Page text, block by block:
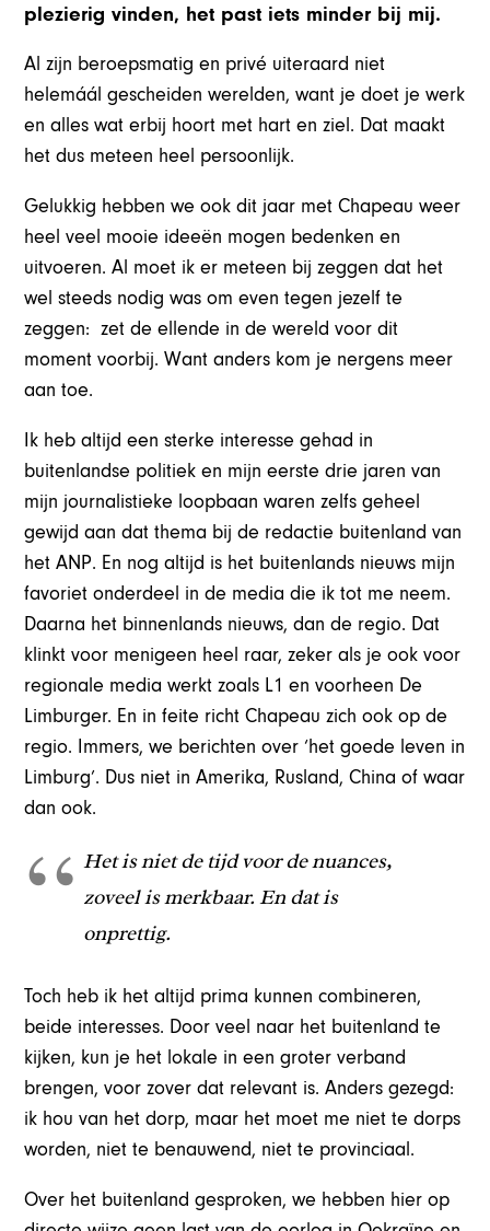
plezierig vinden, het past iets minder bij mij.
Al zijn beroepsmatig en privé uiteraard niet
helemáál gescheiden werelden, want je doet je werk
en alles wat erbij hoort met hart en ziel. Dat maakt
het dus meteen heel persoonlijk.
Gelukkig hebben we ook dit jaar met Chapeau weer
heel veel mooie ideeën mogen bedenken en
uitvoeren. Al moet ik er meteen bij zeggen dat het
wel steeds nodig was om even tegen jezelf te
zeggen: zet de ellende in de wereld voor dit
moment voorbij. Want anders kom je nergens meer
aan toe.
Ik heb altijd een sterke interesse gehad in
buitenlandse politiek en mijn eerste drie jaren van
mijn journalistieke loopbaan waren zelfs geheel
gewijd aan dat thema bij de redactie buitenland van
het ANP. En nog altijd is het buitenlands nieuws mijn
favoriet onderdeel in de media die ik tot me neem.
Daarna het binnenlands nieuws, dan de regio. Dat
klinkt voor menigeen heel raar, zeker als je ook voor
regionale media werkt zoals L1 en voorheen De
Limburger. En in feite richt Chapeau zich ook op de
regio. Immers, we berichten over ‘het goede leven in
Limburg’. Dus niet in Amerika, Rusland, China of waar
dan ook.
Het is niet de tijd voor de nuances,
zoveel is merkbaar. En dat is
onprettig.
Toch heb ik het altijd prima kunnen combineren,
beide interesses. Door veel naar het buitenland te
kijken, kun je het lokale in een groter verband
brengen, voor zover dat relevant is. Anders gezegd:
ik hou van het dorp, maar het moet me niet te dorps
worden, niet te benauwend, niet te provinciaal.
Over het buitenland gesproken, we hebben hier op